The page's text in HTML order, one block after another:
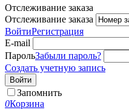
Отслеживание заказа
Отслеживание заказа
ВойтиРегистрация
E-mail
ПарольЗабыли пароль?
Создать учетную запись
Войти
Запомнить
0Корзина